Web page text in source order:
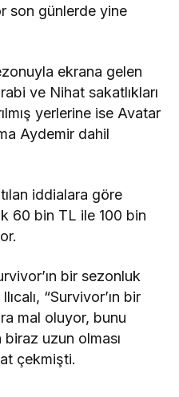
son günlerde yine
ekrana gelen
ve Nihat sakatlıkları
yerlerine ise Avatar
Aydemir dahil
iddialara göre
60 bin TL ile 100 bin
bir sezonluk
“Survivor’ın bir
mal oluyor, bunu
uzun olması
çekmişti.